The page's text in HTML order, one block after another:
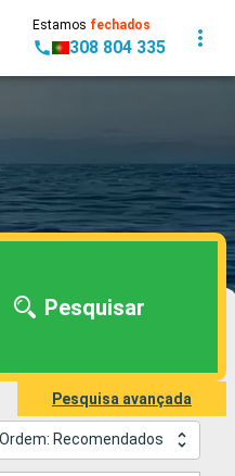
Estamos fechados
308 804 335
Pesquisar
Pesquisa avançada
Ordem: Recomendados